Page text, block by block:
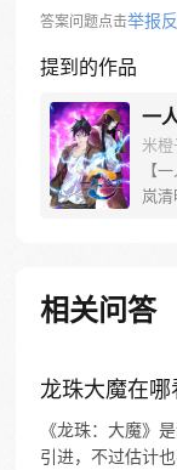
答案问题点击举报
提到的作品
一
米橙
【
岚清
己与
彻底
相关问答
龙珠大魔在哪
《龙珠：大魔》
引进，不过估计也